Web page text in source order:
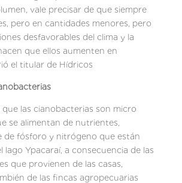
vale precisar de que siempre
pero en cantidades menores, pero
desfavorables del clima y la
que ellos aumenten en
el titular de Hídricos
que las cianobacterias son micro
se alimentan de nutrientes,
de fósforo y nitrógeno que están
lago Ypacaraí, a consecuencia de las
que provienen de las casas,
de las fincas agropecuarias